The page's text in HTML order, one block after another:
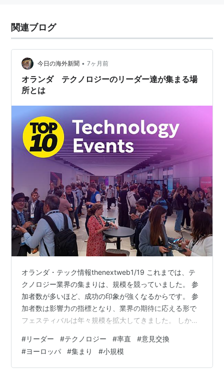
関連ブログ
今日の海外新聞 • 7ヶ月前
オランダ テクノロジーのリーダー達が集まる場
所とは
オランダ・テック情報thenextweb1/19 これまでは、テ
クノロジー業界の集まりは、規模を競っていました。 参
加者数が多いほど、成功の印象が強くなるからです。 参
加者数は影響力の指標となり、業界の期待に応える形で
フェスティバルは年々規模を拡大してきました。 しか
ロジーリーダー達にはあてはまりません。 リーダー達
は、誰がその場にいるのか、議論はどのように構成され
ているのか、そして、率直な意見交換ができる環境なの
#リーダー #テクノロジー #率直 #意見交換
#ヨーロッパ #集まり #小規模